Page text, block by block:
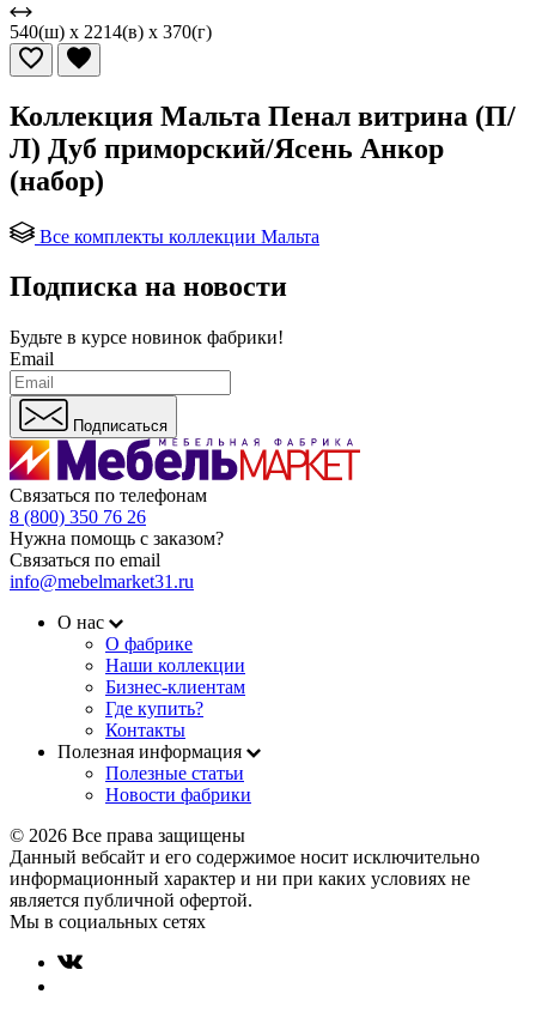
540(ш) x 2214(в) x 370(г)
Коллекция Мальта Пенал витрина (П/
Л) Дуб приморский/Ясень Анкор
(набор)
Все комплекты коллекции Мальта
Подписка на новости
Будьте в курсе новинок фабрики!
Email
Подписаться
Связаться по телефонам
8 (800) 350 76 26
Нужна помощь с заказом?
Связаться по email
info@mebelmarket31.ru
О нас
О фабрике
Наши коллекции
Бизнес-клиентам
Где купить?
Контакты
Полезная информация
Полезные статьи
Новости фабрики
© 2026 Все права защищены
Данный вебсайт и его содержимое носит исключительно
информационный характер и ни при каких условиях не
является публичной офертой.
Мы в социальных сетях